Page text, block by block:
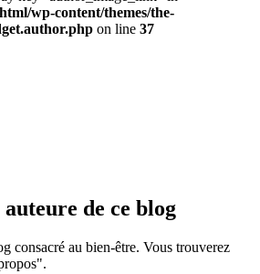
wp-content/themes/the-
on line 37
de ce blog
consacré au bien-être. Vous trouverez